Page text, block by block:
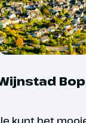
deze
of
Daarom